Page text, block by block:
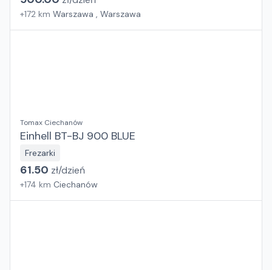
+172 km Warszawa , Warszawa
Tomax Ciechanów
Einhell BT-BJ 900 BLUE
Frezarki
61.50 zł/dzień
+174 km Ciechanów